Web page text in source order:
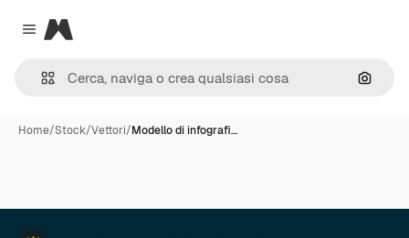
Close menu
Magnific
Cerca
Home/Stock/Vettori/Modello di infografi…